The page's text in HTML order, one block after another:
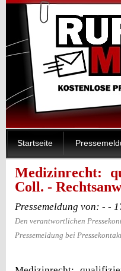
Startseite
Medizinrecht:
Coll. -
Pressemeldung von: - -
Den verantwortlichen
Pressemeldung bei